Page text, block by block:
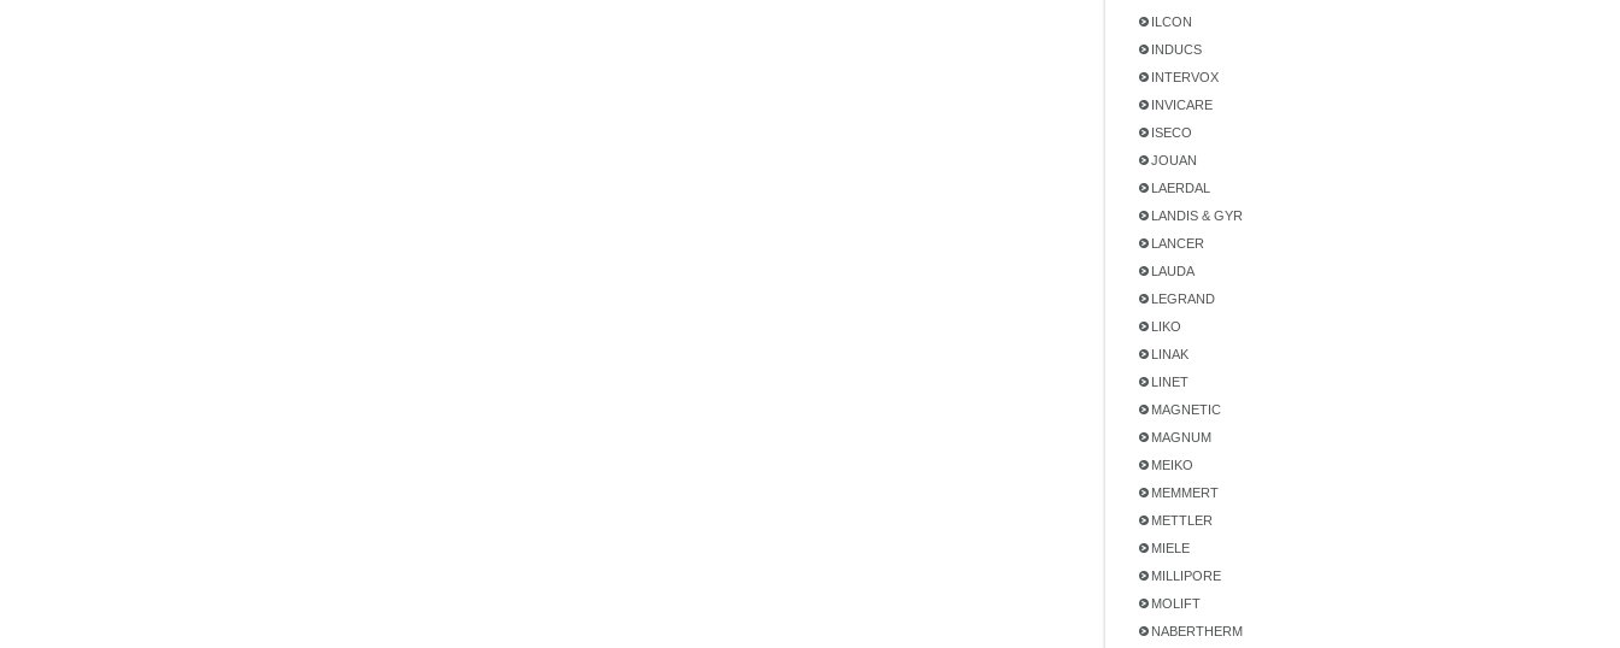
ILCON
INDUCS
INTERVOX
INVICARE
ISECO
JOUAN
LAERDAL
LANDIS & GYR
LANCER
LAUDA
LEGRAND
LIKO
LINAK
LINET
MAGNETIC
MAGNUM
MEIKO
MEMMERT
METTLER
MIELE
MILLIPORE
MOLIFT
NABERTHERM